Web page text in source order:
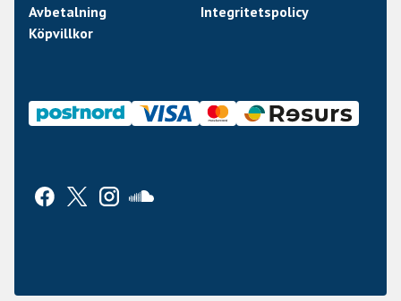
Avbetalning
Integritetspolicy
Köpvillkor